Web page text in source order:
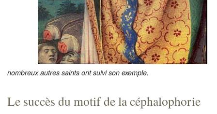
nombreux autres saints ont suivi son exemple.
Le succès du motif de la céphalophorie